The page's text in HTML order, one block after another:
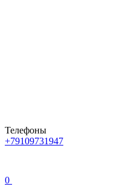
Телефоны
+79109731947
0